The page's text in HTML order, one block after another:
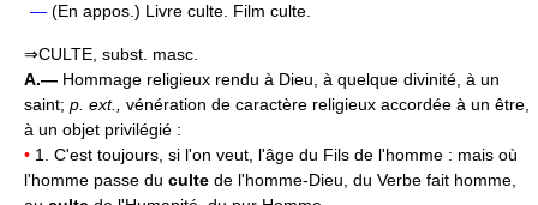
— (En appos.) Livre culte. Film culte.
⇒CULTE, subst. masc.
A.— Hommage religieux rendu à Dieu, à quelque divinité, à un
saint; p. ext.,
vénération de caractère religieux accordée à un être,
à un objet privilégié :
• 1. C'est toujours, si l'on veut, l'âge du Fils de l'homme : mais où
l'homme passe du culte de l'homme-Dieu, du Verbe fait homme,